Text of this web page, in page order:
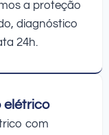
a proteção
diagnóstico
24h.
elétrico
com